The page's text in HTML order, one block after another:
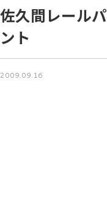
佐久間レール
ント
2009.09.16